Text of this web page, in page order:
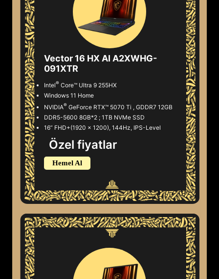
Vector 16 HX AI A2XWHG-
091XTR
Intel® Core™ Ultra 9 255HX
Windows 11 Home
NVIDIA® GeForce RTX™ 5070 Ti , GDDR7 12GB
DDR5-5600 8GB*2 ; 1TB NVMe SSD
16” FHD+(1920 x 1200), 144Hz, IPS-Level
Özel fiyatlar
Hemel Al